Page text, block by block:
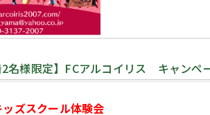
2名様限定】FCアルコイリス キャンペ
ズスクール体験会